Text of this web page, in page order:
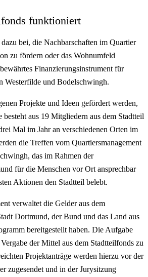
funktioniert
bei, die Nachbarschaften im Quartier
zu fördern oder das Wohnumfeld
Finanzierungsinstrument für
Westerfilde und Bodelschwingh.
Projekte und Ideen gefördert werden,
besteht aus 19 Mitgliedern aus dem Stadtteil
Mal im Jahr an verschiedenen Orten im
die Treffen vom Quartiersmanagement
das im Rahmen der
für die Menschen vor Ort ansprechbar
Aktionen den Stadtteil belebt.
verwaltet die Gelder aus dem
Dortmund, der Bund und das Land aus
bereitgestellt haben. Die Aufgabe
der Mittel aus dem Stadtteilfonds zu
Projektanträge werden hierzu vor der
zugesendet und in der Jurysitzung